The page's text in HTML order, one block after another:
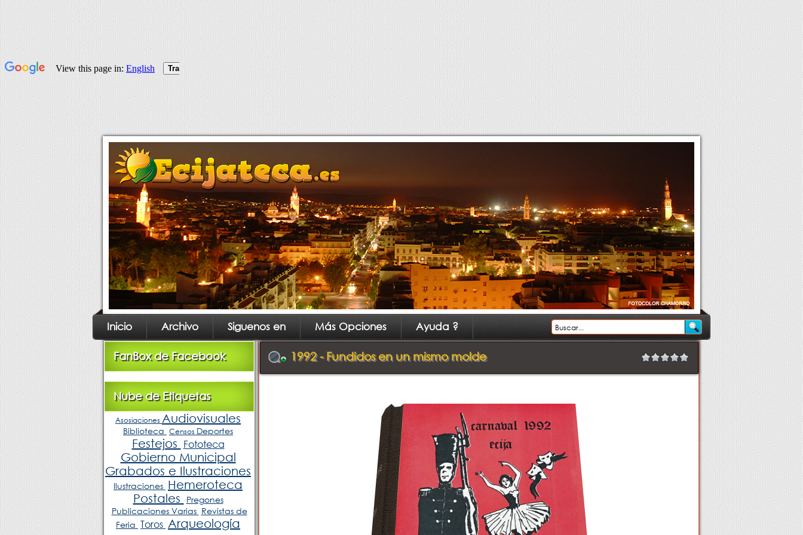
Inicio Archivo Siguenos en Más Opciones Ayuda ?
FanBox de Facebook
Nube de Etiquetas
Asosiaciones Audiovisuales
Biblioteca Censos Deportes
Festejos Fototeca
Gobierno Municipal
Grabados e Ilustraciones
Ilustraciones Hemeroteca
Postales
Pregones
Publicaciones Varias Revistas de
Feria Toros Arqueología
1992 - Fundidos en un mismo molde